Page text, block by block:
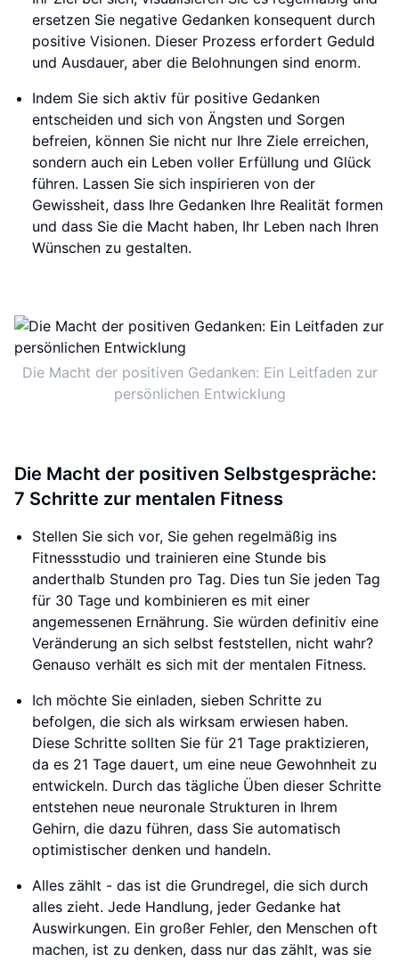
ersetzen Sie negative Gedanken konsequent durch
positive Visionen. Dieser Prozess erfordert Geduld
und Ausdauer, aber die Belohnungen sind enorm.
Indem Sie sich aktiv für positive Gedanken
entscheiden und sich von Ängsten und Sorgen
befreien, können Sie nicht nur Ihre Ziele erreichen,
sondern auch ein Leben voller Erfüllung und Glück
führen. Lassen Sie sich inspirieren von der
Gewissheit, dass Ihre Gedanken Ihre Realität formen
und dass Sie die Macht haben, Ihr Leben nach Ihren
Wünschen zu gestalten.
Die Macht der positiven Gedanken: Ein Leitfaden zur
persönlichen Entwicklung
Die Macht der positiven Selbstgespräche:
7 Schritte zur mentalen Fitness
Stellen Sie sich vor, Sie gehen regelmäßig ins
Fitnessstudio und trainieren eine Stunde bis
anderthalb Stunden pro Tag. Dies tun Sie jeden Tag
für 30 Tage und kombinieren es mit einer
angemessenen Ernährung. Sie würden definitiv eine
Veränderung an sich selbst feststellen, nicht wahr?
Genauso verhält es sich mit der mentalen Fitness.
Ich möchte Sie einladen, sieben Schritte zu
befolgen, die sich als wirksam erwiesen haben.
Diese Schritte sollten Sie für 21 Tage praktizieren,
da es 21 Tage dauert, um eine neue Gewohnheit zu
entwickeln. Durch das tägliche Üben dieser Schritte
entstehen neue neuronale Strukturen in Ihrem
Gehirn, die dazu führen, dass Sie automatisch
optimistischer denken und handeln.
Alles zählt - das ist die Grundregel, die sich durch
alles zieht. Jede Handlung, jeder Gedanke hat
Auswirkungen. Ein großer Fehler, den Menschen oft
machen, ist zu denken, dass nur das zählt, was sie